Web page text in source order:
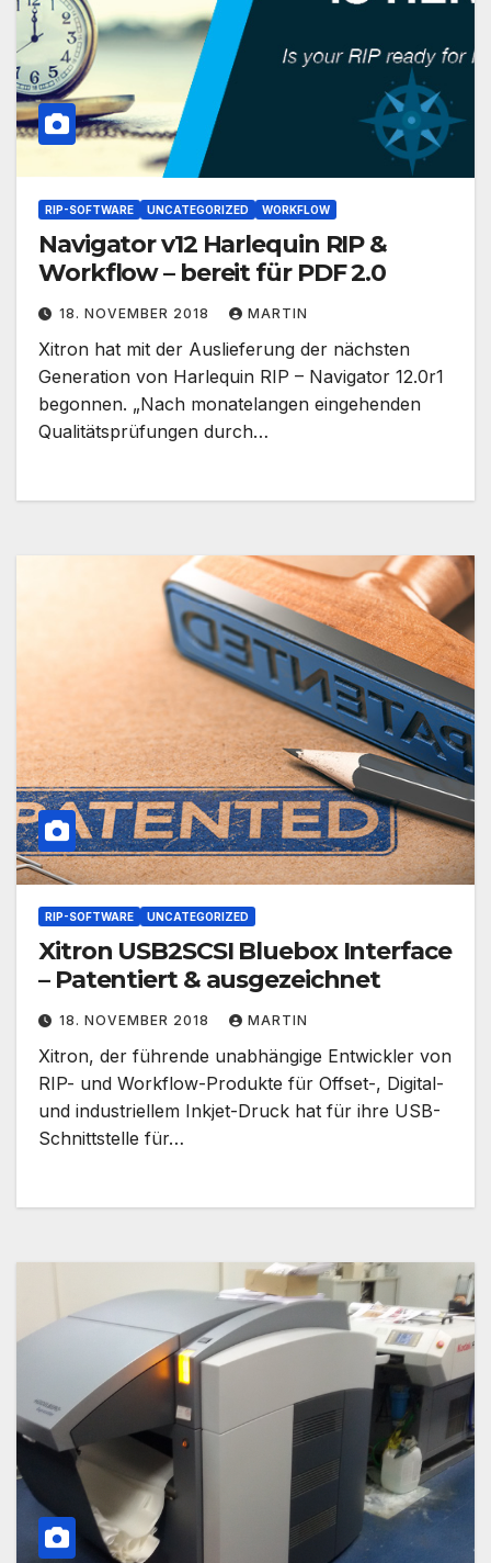
RIP-SOFTWARE UNCATEGORIZED WORKFLOW
Navigator v12 Harlequin RIP &
Workflow – bereit für PDF 2.0
18. NOVEMBER 2018 MARTIN
Xitron hat mit der Auslieferung der nächsten
Generation von Harlequin RIP – Navigator 12.0r1
begonnen. „Nach monatelangen eingehenden
Qualitätsprüfungen durch…
RIP-SOFTWARE UNCATEGORIZED
Xitron USB2SCSI Bluebox Interface
– Patentiert & ausgezeichnet
18. NOVEMBER 2018 MARTIN
Xitron, der führende unabhängige Entwickler von
RIP- und Workflow-Produkte für Offset-, Digital-
und industriellem Inkjet-Druck hat für ihre USB-
Schnittstelle für…